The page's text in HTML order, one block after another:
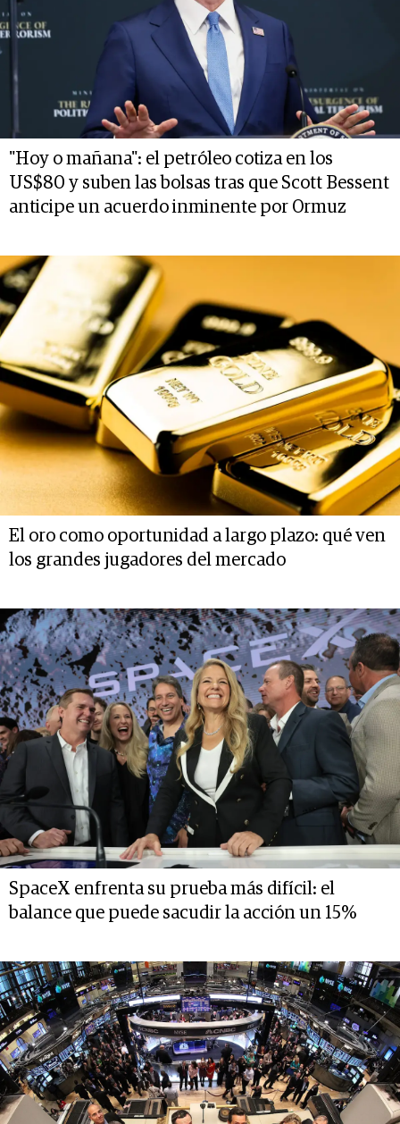
"Hoy o mañana": el petróleo cotiza en los
US$80 y suben las bolsas tras que Scott Bessent
anticipe un acuerdo inminente por Ormuz
El oro como oportunidad a largo plazo: qué ven
los grandes jugadores del mercado
SpaceX enfrenta su prueba más difícil: el
balance que puede sacudir la acción un 15%